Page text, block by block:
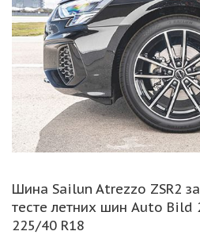
Шина Sailun Atrezzo ZSR2
тесте летних шин Auto Bild
225/40 R18